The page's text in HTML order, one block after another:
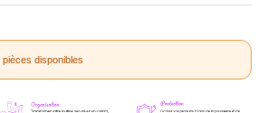
pièces disponibles